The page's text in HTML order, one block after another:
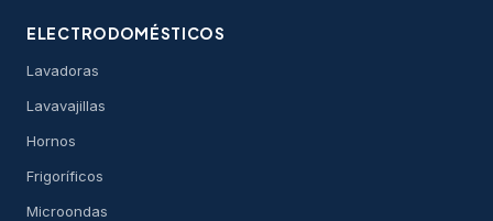
ELECTRODOMÉSTICOS
Lavadoras
Lavavajillas
Hornos
Frigoríficos
Microondas